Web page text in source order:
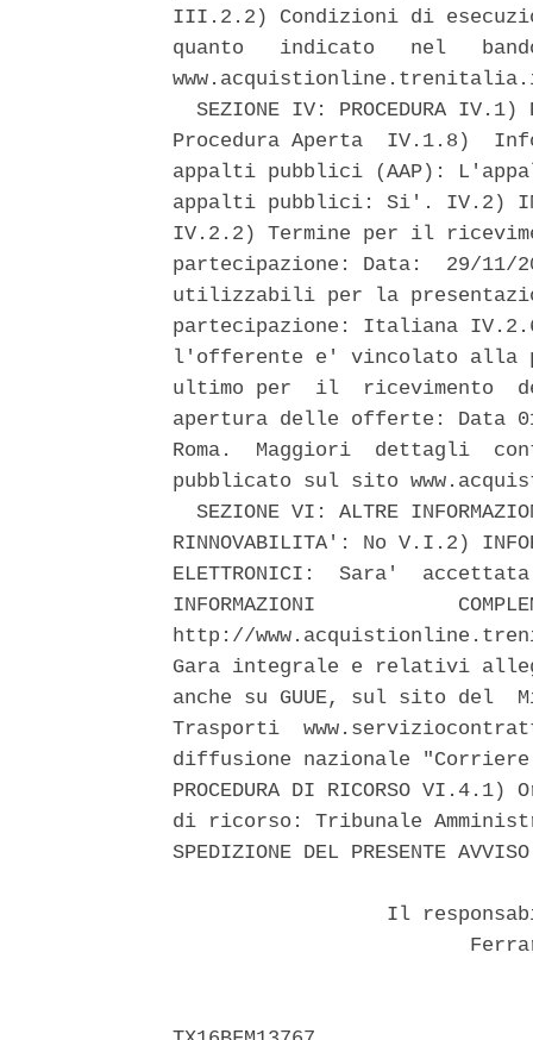
III.2.2) Condizioni di
quanto   indicato   nel
SEZIONE IV: PROCEDURA IV.1)
Procedura Aperta  IV.1.8)
appalti pubblici (AAP):
appalti pubblici: Si'. IV.2)
IV.2.2) Termine per il
partecipazione: Data:  29/11/
utilizzabili per la
partecipazione: Italiana
l'offerente e' vincolato alla
ultimo per  il  ricevimento
apertura delle offerte: Data
Roma.  Maggiori  dettagli
pubblicato sul sito
SEZIONE VI: ALTRE
RINNOVABILITA': No V.I.2)
ELETTRONICI:  Sara'
INFORMAZIONI
http://
Gara integrale e relativi
anche su GUUE, sul sito
Trasporti
diffusione nazionale
PROCEDURA DI RICORSO
di ricorso: Tribunale
SPEDIZIONE DEL PRESENTE
Il